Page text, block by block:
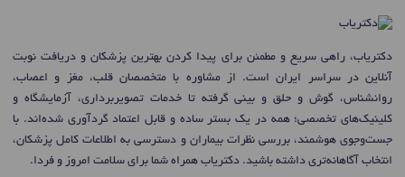
دکتریاب، راهی سریع و مطمئن برای پیدا کردن بهترین پزشکان و دریافت نوبت
آنلاین در سراسر ایران است. از مشاوره با متخصصان قلب، مغز و اعصاب،
روانشناس، گوش و حلق و بینی گرفته تا خدمات تصویربرداری، آزمایشگاه و
کلینیک‌های تخصصی؛ همه در یک بستر ساده و قابل اعتماد گردآوری شده‌اند. با
جست‌وجوی هوشمند، بررسی نظرات بیماران و دسترسی به اطلاعات کامل پزشکان،
انتخاب آگاهانه‌تری داشته باشید. دکتریاب همراه شما برای سلامت امروز و فردا.